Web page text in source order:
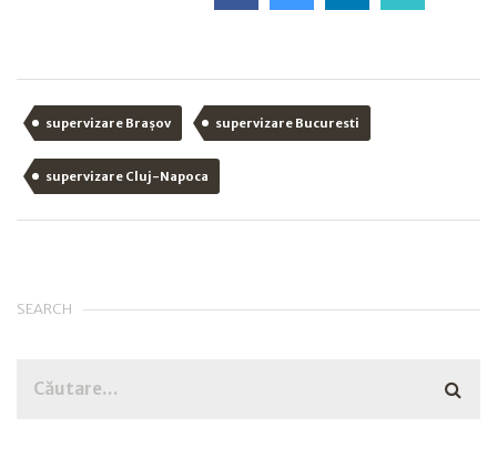
supervizare Brașov supervizare Bucuresti
supervizare Cluj-Napoca
SEARCH